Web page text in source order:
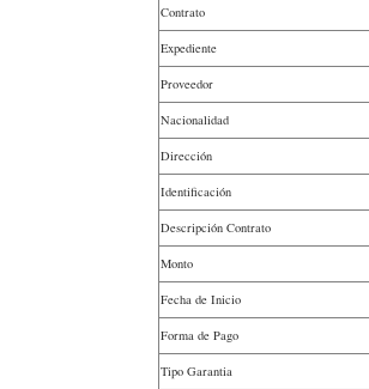
Contrato
Expediente
Proveedor
Nacionalidad
Dirección
Identificación
Descripción Contrato
Monto
Fecha de Inicio
Forma de Pago
Tipo Garantia